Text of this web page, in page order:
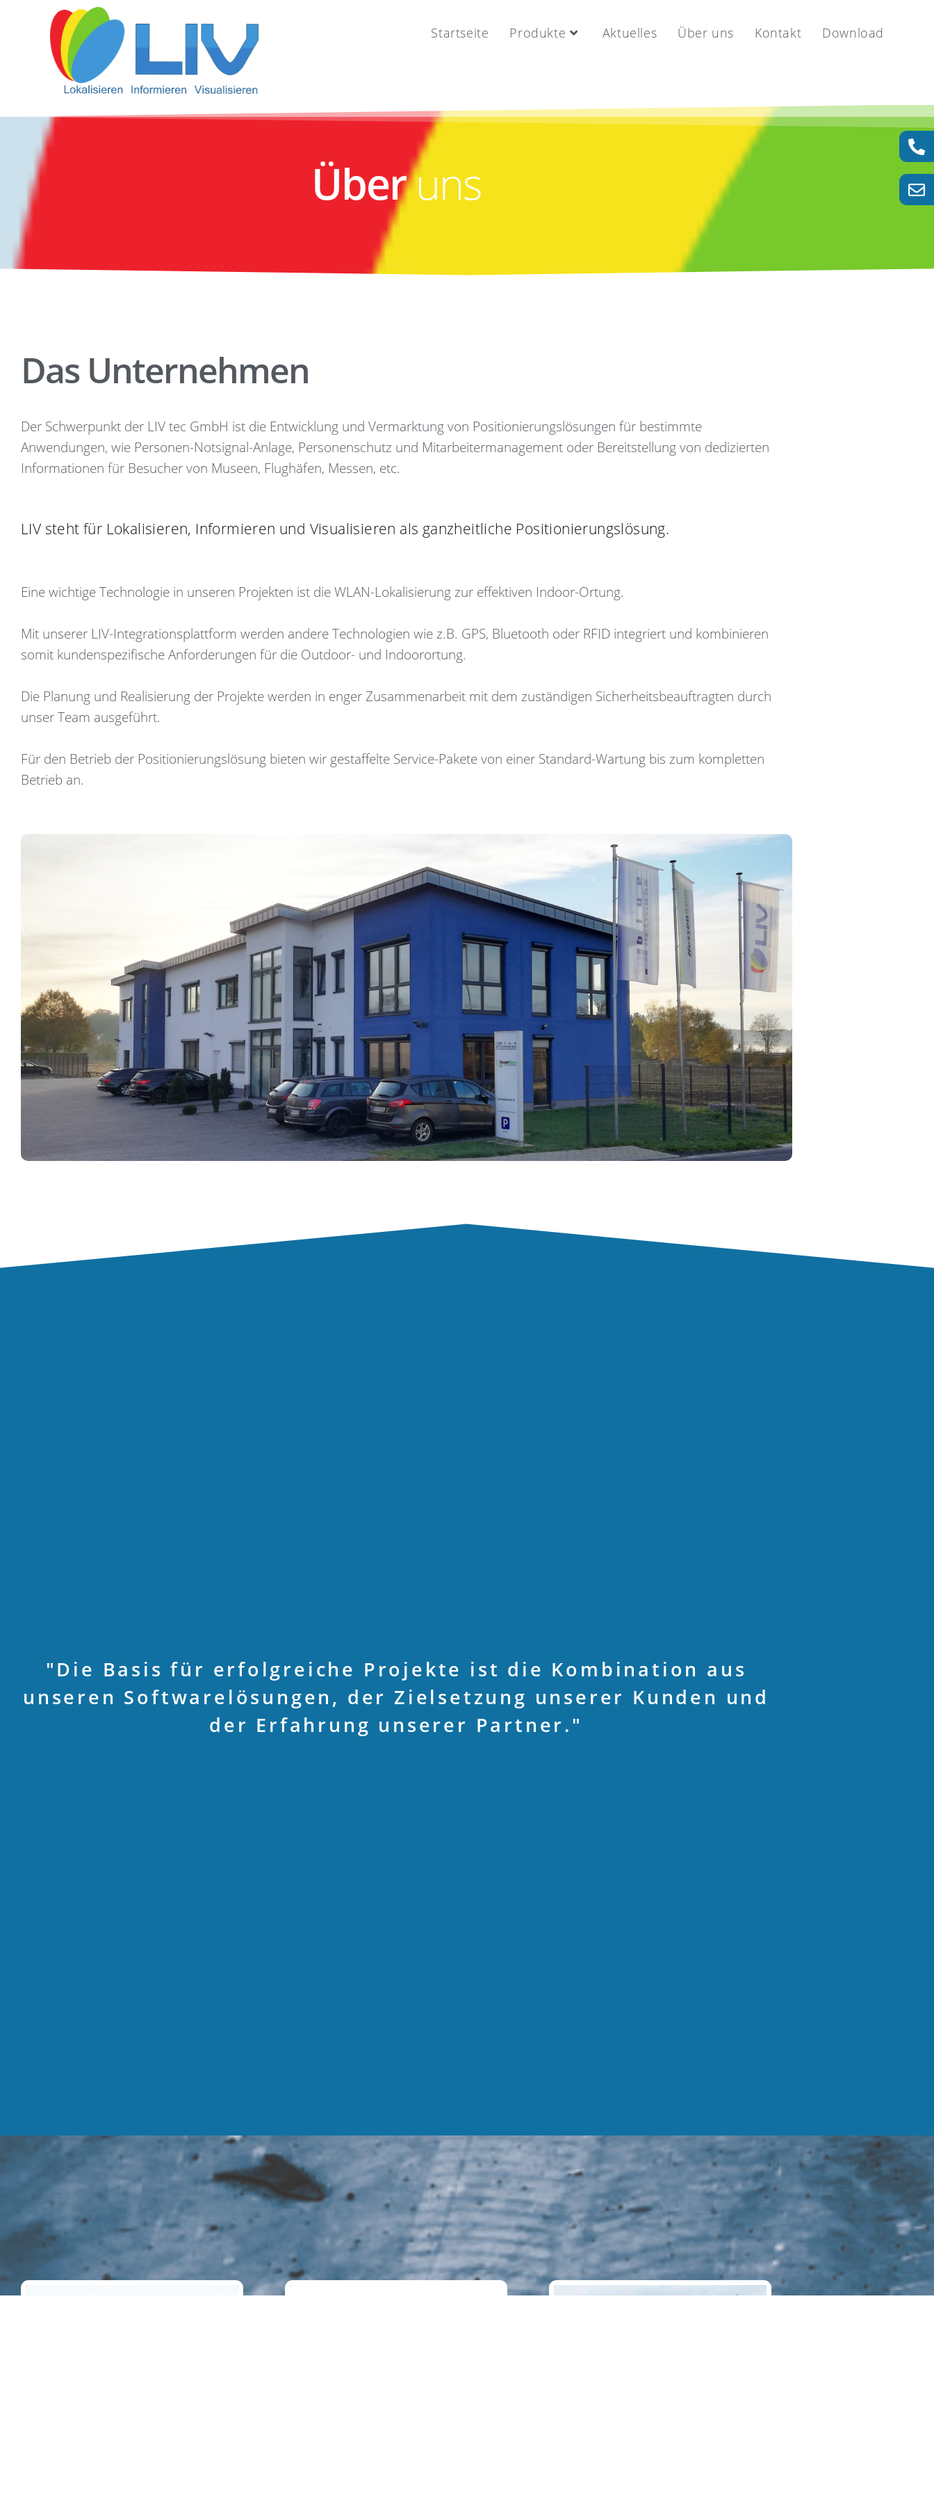
Startseite Produkte Aktuelles Über uns Kontakt Download
Überuns
Das Unternehmen
Der Schwerpunkt der LIV tec GmbH ist die Entwicklung und Vermarktung von Positionierungslösungen für bestimmte
Anwendungen, wie Personen-Notsignal-Anlage, Personenschutz und Mitarbeitermanagement oder Bereitstellung von dedizierten
Informationen für Besucher von Museen, Flughäfen, Messen, etc.
LIV steht für Lokalisieren, Informieren und Visualisieren als ganzheitliche Positionierungslösung.
Eine wichtige Technologie in unseren Projekten ist die WLAN-Lokalisierung zur effektiven Indoor-Ortung.
Mit unserer LIV-Integrationsplattform werden andere Technologien wie z.B. GPS, Bluetooth oder RFID integriert und kombinieren
somit kundenspezifische Anforderungen für die Outdoor- und Indoorortung.
Die Planung und Realisierung der Projekte werden in enger Zusammenarbeit mit dem zuständigen Sicherheitsbeauftragten durch
unser Team ausgeführt.
Für den Betrieb der Positionierungslösung bieten wir gestaffelte Service-Pakete von einer Standard-Wartung bis zum kompletten
Betrieb an.
"Die Basis für erfolgreiche Projekte ist die Kombination aus
unseren Softwarelösungen, der Zielsetzung unserer Kunden und
der Erfahrung unserer Partner."